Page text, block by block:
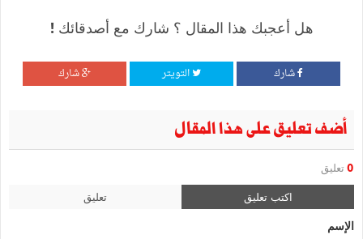
هل أعجبك هذا المقال ؟ شارك مع أصدقائك !
شارك التويتر شارك
أضف تعليق على هذا المقال
0 تعليق
اكتب تعليق تعليق
الإسم